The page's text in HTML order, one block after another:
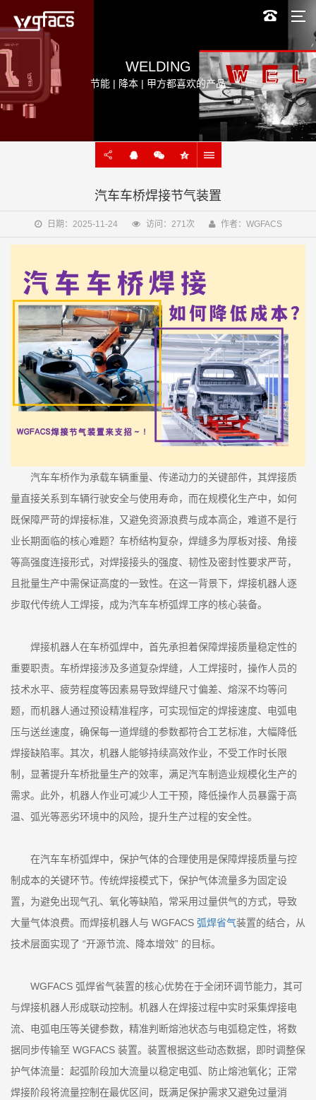
WELDING
节能 | 降本 | 甲方都喜欢的产品
汽车车桥焊接节气装置
日期：2025-11-24 访问：271次 作者：WGFACS
汽车车桥作为承载车辆重量、传递动力的关键部件，其焊接质
量直接关系到车辆行驶安全与使用寿命，而在规模化生产中，如何
既保障严苛的焊接标准，又避免资源浪费与成本高企，难道不是行
业长期面临的核心难题？车桥结构复杂，焊缝多为厚板对接、角接
等高强度连接形式，对焊接接头的强度、韧性及密封性要求严苛，
且批量生产中需保证高度的一致性。在这一背景下，焊接机器人逐
步取代传统人工焊接，成为汽车车桥弧焊工序的核心装备。
焊接机器人在车桥弧焊中，首先承担着保障焊接质量稳定性的
重要职责。车桥焊接涉及多道复杂焊缝，人工焊接时，操作人员的
技术水平、疲劳程度等因素易导致焊缝尺寸偏差、熔深不均等问
题，而机器人通过预设精准程序，可实现恒定的焊接速度、电弧电
压与送丝速度，确保每一道焊缝的参数都符合工艺标准，大幅降低
焊接缺陷率。其次，机器人能够持续高效作业，不受工作时长限
制，显著提升车桥批量生产的效率，满足汽车制造业规模化生产的
需求。此外，机器人作业可减少人工干预，降低操作人员暴露于高
温、弧光等恶劣环境中的风险，提升生产过程的安全性。
在汽车车桥弧焊中，保护气体的合理使用是保障焊接质量与控
制成本的关键环节。传统焊接模式下，保护气体流量多为固定设
置，为避免出现气孔、氧化等缺陷，常采用过量供气的方式，导致
大量气体浪费。而焊接机器人与 WGFACS 弧焊省气装置的结合，从
技术层面实现了 “开源节流、降本增效” 的目标。
WGFACS 弧焊省气装置的核心优势在于全闭环调节能力，其可
与焊接机器人形成联动控制。机器人在焊接过程中实时采集焊接电
流、电弧电压等关键参数，精准判断熔池状态与电弧稳定性，将数
据同步传输至 WGFACS 装置。装置根据这些动态数据，即时调整保
护气体流量：起弧阶段加大流量以稳定电弧、防止熔池氧化；正常
焊接阶段将流量控制在最优区间，既满足保护需求又避免过量消